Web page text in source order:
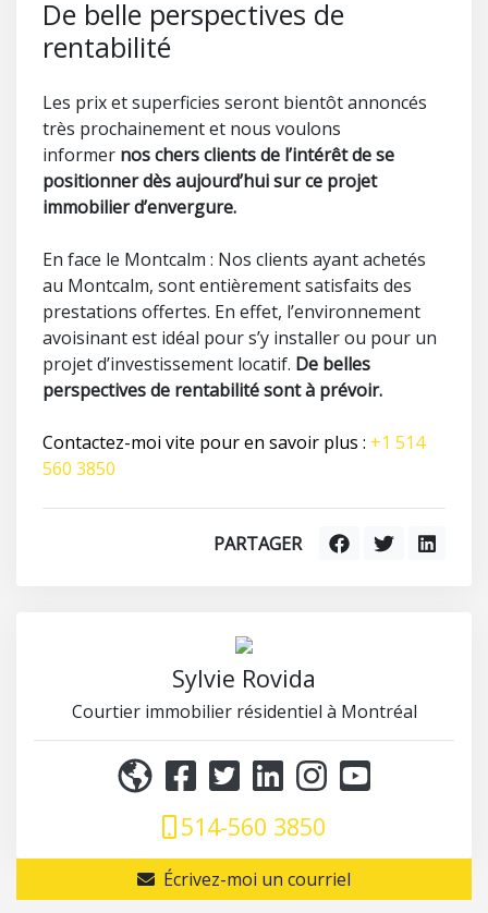
De belle perspectives de
rentabilité
Les prix et superficies seront bientôt annoncés
très prochainement et nous voulons
informer nos chers clients de l’intérêt de se
positionner dès aujourd’hui sur ce projet
immobilier d’envergure.
En face le Montcalm : Nos clients ayant achetés
au Montcalm, sont entièrement satisfaits des
prestations offertes. En effet, l’environnement
avoisinant est idéal pour s’y installer ou pour un
projet d’investissement locatif. De belles
perspectives de rentabilité sont à prévoir.
Contactez-moi vite pour en savoir plus : +1 514
560 3850
PARTAGER
Sylvie Rovida
Courtier immobilier résidentiel à Montréal
514-560 3850
Écrivez-moi un courriel